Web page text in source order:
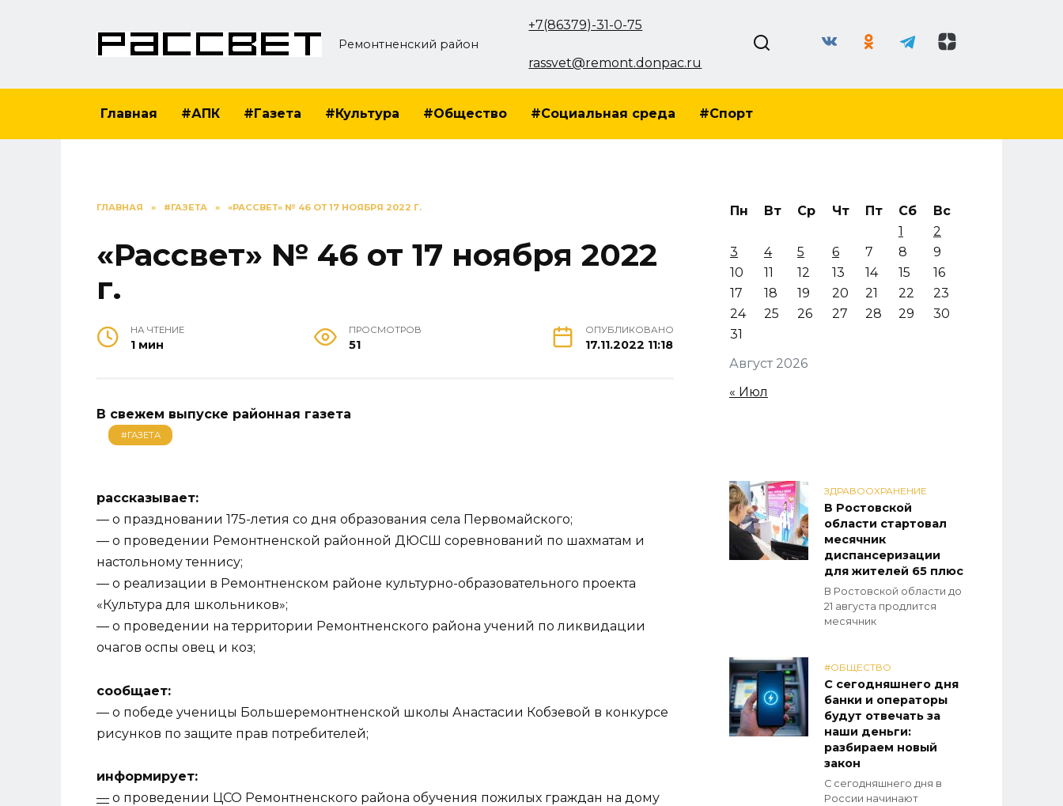
Ремонтненский район
+7(86379)-31-0-75
rassvet@remont.donpac.ru
Главная #АПК #Газета #Культура #Общество #Социальная среда #Спорт
ГЛАВНАЯ » #ГАЗЕТА » «РАССВЕТ» № 46 ОТ 17 НОЯБРЯ 2022 Г.
«Рассвет» № 46 от 17 ноября 2022
г.
НА ЧТЕНИЕ
1 мин
ПРОСМОТРОВ
51
ОПУБЛИКОВАНО
17.11.2022 11:18
В свежем выпуске районная газета
#ГАЗЕТА
рассказывает:
— о праздновании 175-летия со дня образования села Первомайского;
— о проведении Ремонтненской районной ДЮСШ соревнований по шахматам и
настольному теннису;
— о реализации в Ремонтненском районе культурно-образовательного проекта
«Культура для школьников»;
— о проведении на территории Ремонтненского района учений по ликвидации
очагов оспы овец и коз;
сообщает:
— о победе ученицы Большеремонтненской школы Анастасии Кобзевой в конкурсе
рисунков по защите прав потребителей;
информирует:
— о проведении ЦСО Ремонтненского района обучения пожилых граждан на дому
Август 2026
Пн Вт Ср Чт Пт Сб
Вс
1
2
3
4 5 6 7 8
9
10
11 12 13 14 15
16
17
18 19 20 21 22
23
24
25 26 27 28 29
30
31
« Июл
ЗДРАВООХРАНЕНИЕ
В Ростовской
области стартовал
месячник
диспансеризации
для жителей 65 плюс
В Ростовской области до
21 августа продлится
месячник
#ОБЩЕСТВО
С сегодняшнего дня
банки и операторы
будут отвечать за
наши деньги:
разбираем новый
закон
С сегодняшнего дня в
России начинают